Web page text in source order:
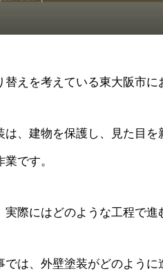
替えを考えている東大阪市に
は、建物を保護し、見た目
です。
実際にはどのような工程で
では、外壁塗装がどのよう